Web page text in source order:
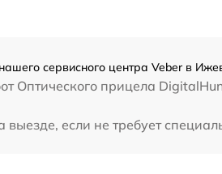
сервисного центра Veber в
Оптического прицела
если не требует